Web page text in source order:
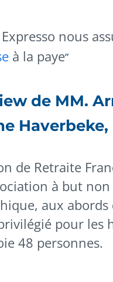
nous
à la paye
de MM.
de Retraite
à but
aux
pour les
48 personnes.